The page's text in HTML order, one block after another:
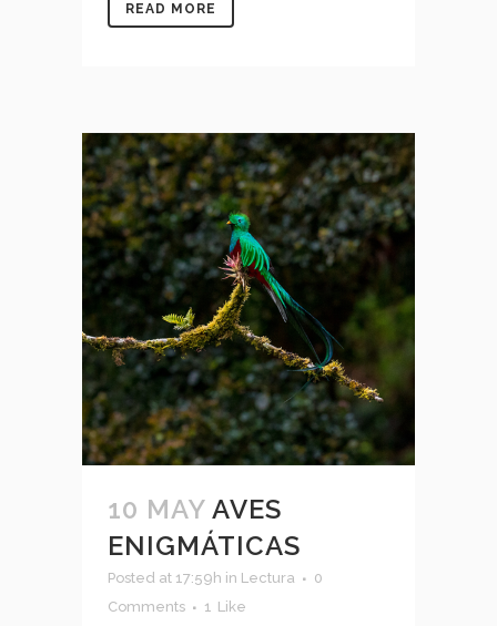
READ MORE
10 MAY AVES
ENIGMÁTICAS
Posted at 17:59h in Lectura
0
Comments
1 Like